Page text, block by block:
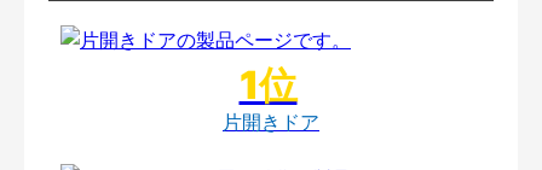
片開きドア